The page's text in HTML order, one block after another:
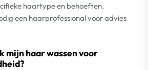
haartype en behoeften.
een haarprofessional voor advies
mijn haar wassen voor